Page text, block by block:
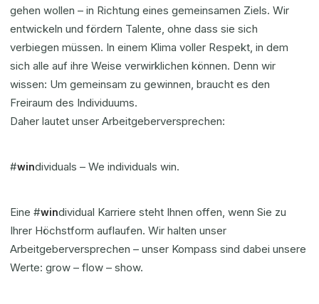
gehen wollen – in Richtung eines gemeinsamen Ziels. Wir
entwickeln und fördern Talente, ohne dass sie sich
verbiegen müssen. In einem Klima voller Respekt, in dem
sich alle auf ihre Weise verwirklichen können. Denn wir
wissen: Um gemeinsam zu gewinnen, braucht es den
Freiraum des Individuums.
Daher lautet unser Arbeitgeberversprechen:
#windividuals – We individuals win.
Eine #windividual Karriere steht Ihnen offen, wenn Sie zu
Ihrer Höchstform auflaufen. Wir halten unser
Arbeitgeberversprechen – unser Kompass sind dabei unsere
Werte: grow – flow – show.